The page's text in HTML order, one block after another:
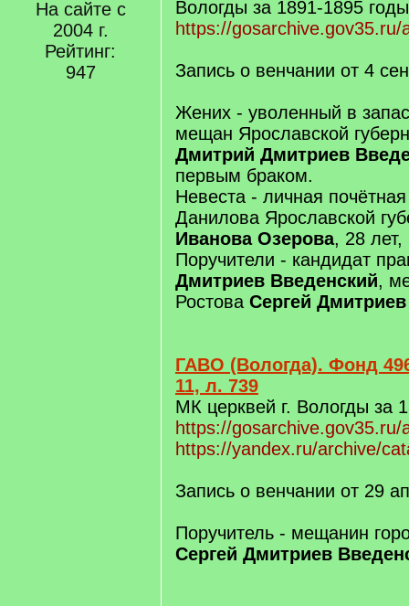
На сайте с
2004 г.
Рейтинг:
947
Вологды за 1891-1895 годы
https://
Запись о венчании от 4
Жених - уволенный в
мещан Ярославской
Дмитрий Дмитриев
первым браком.
Невеста - личная
Данилова Ярославской
Иванова Озерова, 28
Поручители - кандидат
Дмитриев Введенский,
Ростова Сергей
ГАВО (Вологда). Фонд
11, л. 739
МК церквей г. Вологды за
https://
https://yandex.ru/archive/
Запись о венчании от 29
Поручитель - мещанин
Сергей Дмитриев